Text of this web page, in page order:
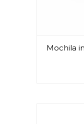
Mochila